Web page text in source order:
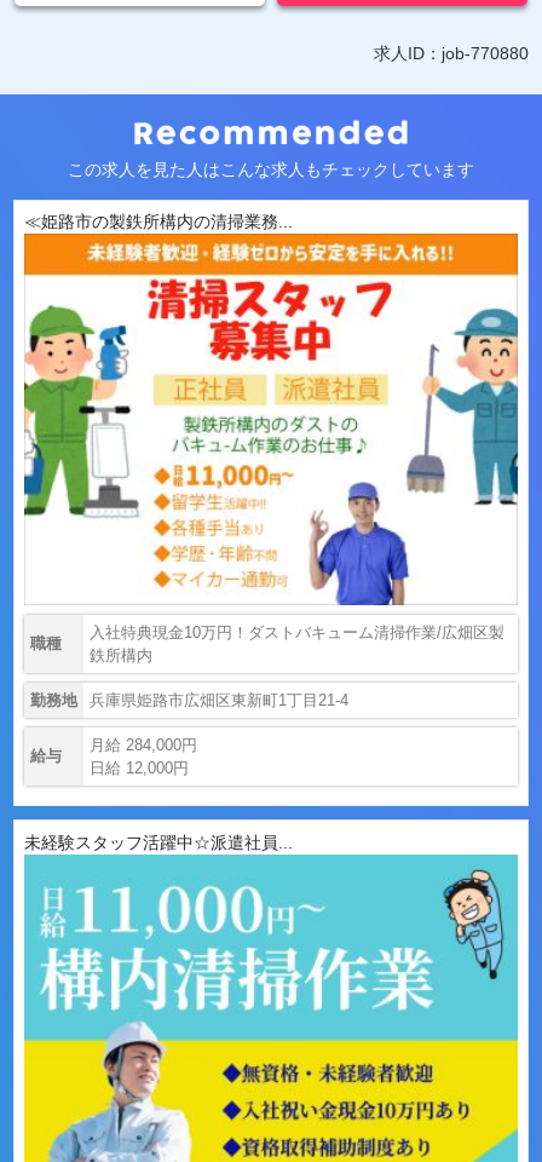
求人ID：job-770880
この求人を見た人はこんな求人もチェックしています
≪姫路市の製鉄所構内の清掃業務...
職種
入社特典現金10万円！ダストバキューム清掃作業/広畑区製
鉄所構内
勤務地 兵庫県姫路市広畑区東新町1丁目21-4
給与
月給 284,000円
日給 12,000円
未経験スタッフ活躍中☆派遣社員...